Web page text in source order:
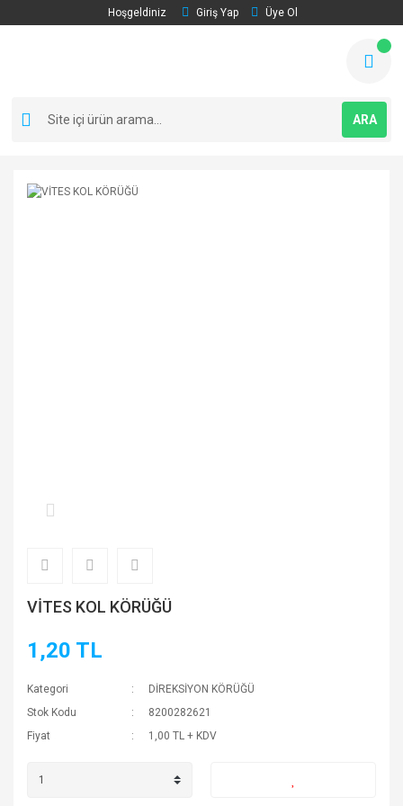
Hoşgeldiniz Giriş Yap Üye Ol
ARA
VİTES KOL KÖRÜĞÜ
1,20 TL
Kategori
DİREKSİYON KÖRÜĞÜ
Stok Kodu
8200282621
Fiyat
1,00 TL + KDV